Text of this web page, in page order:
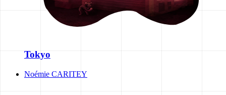
Tokyo
Noémie CARITEY